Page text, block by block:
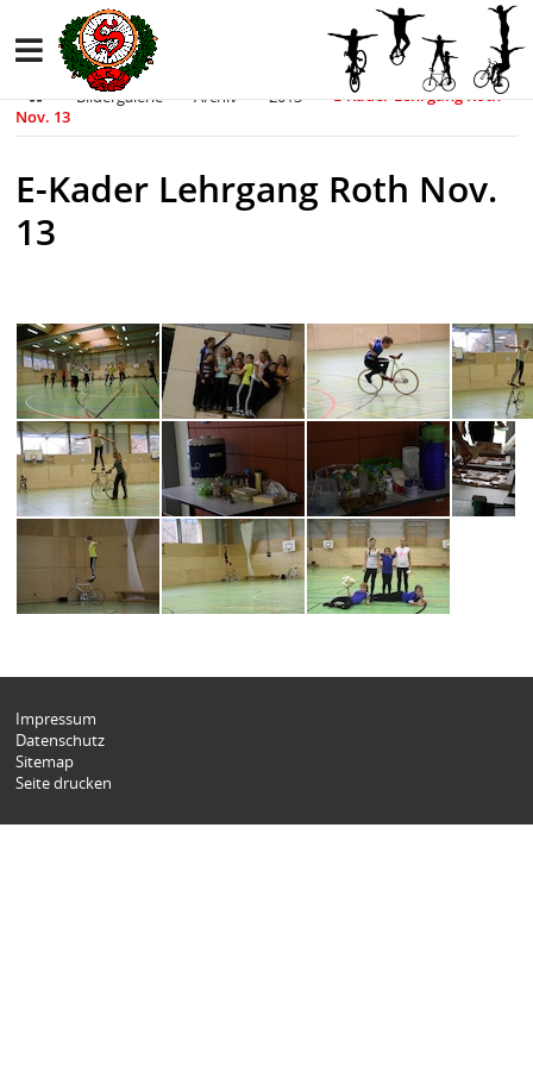
Bildergalerie Archiv 2013
E-Kader Lehrgang Roth
Nov. 13
E-Kader Lehrgang Roth Nov.
13
Impressum
Datenschutz
Sitemap
Seite drucken